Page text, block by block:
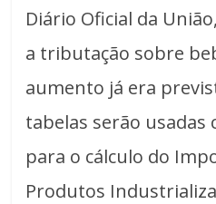
Diário Oficial da
a tributação sobre
aumento já era
tabelas serão usadas
para o cálculo do
Produtos